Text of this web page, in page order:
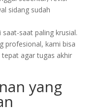
sidang sudah
saat paling krusial.
profesional, kami bisa
agar tugas akhir
yang